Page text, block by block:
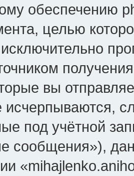
обеспечению
целью
вы
исчерпываются,
под учётной
сообщения»),